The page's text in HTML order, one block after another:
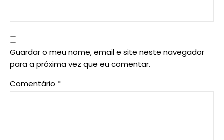
Guardar o meu nome, email e site neste navegador
para a próxima vez que eu comentar.
Comentário *